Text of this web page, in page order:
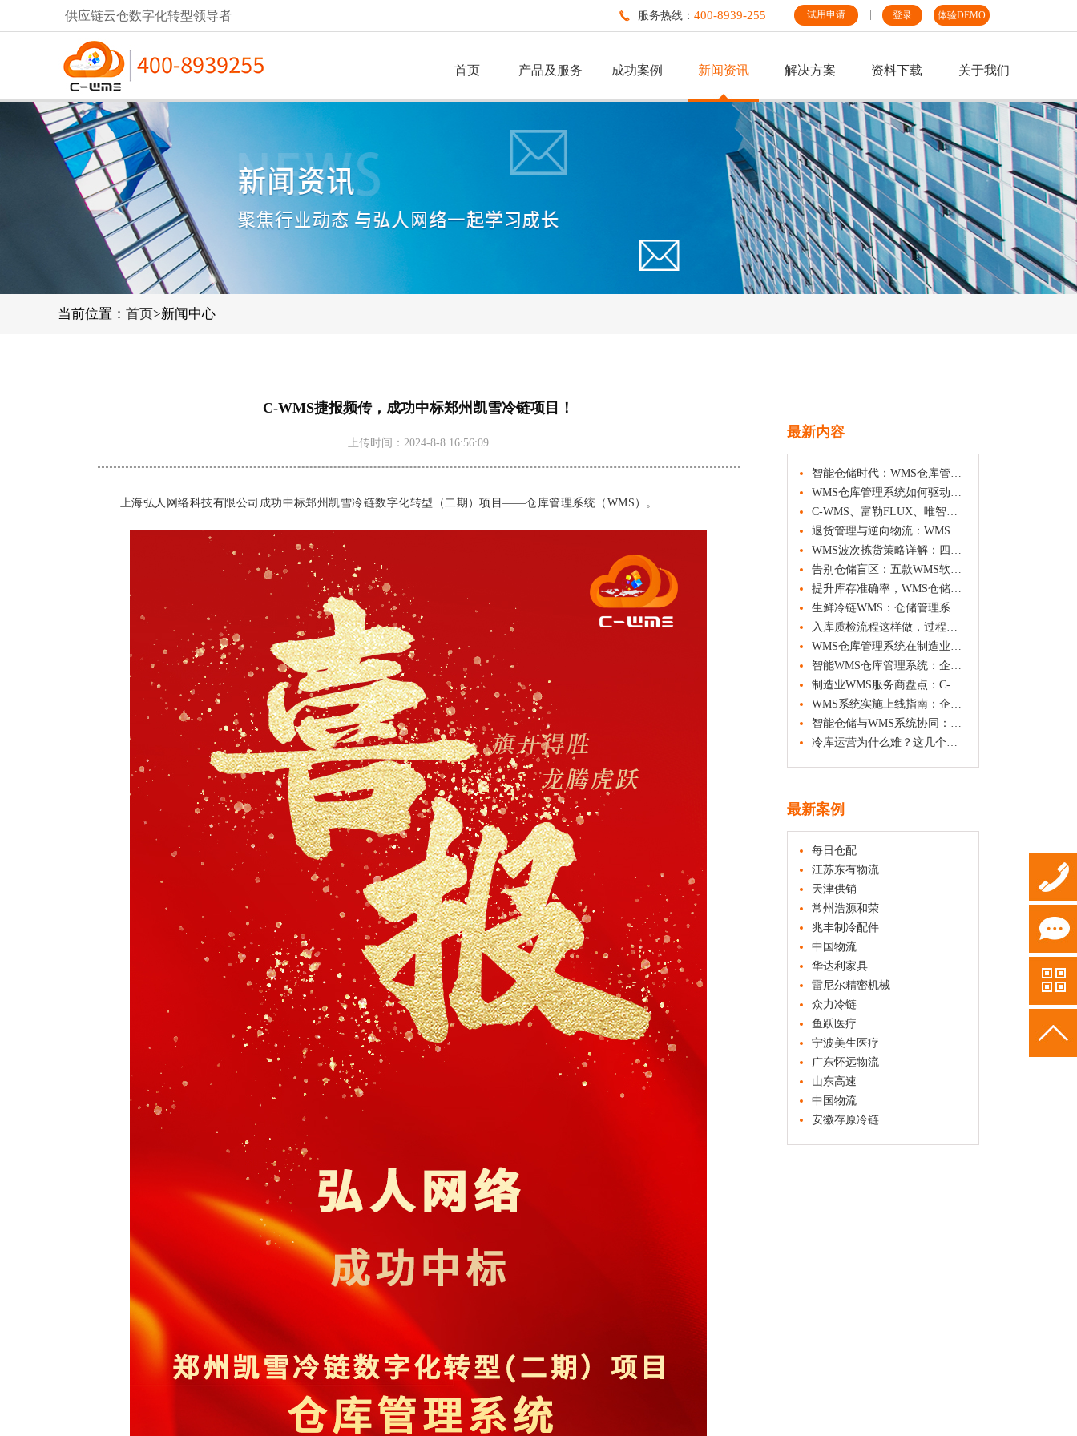
供应链云仓数字化转型领导者 服务热线： 400-8939-255 试用申请 登录 体验DEMO
首页 产品及服务 成功案例 新闻资讯 解决方案 资料下载 关于我们
8939-
255
用申请
当前位置： 首页>新闻中心
C-WMS捷报频传，成功中标郑州凯雪冷链项目！
上传时间：2024-8-8 16:56:09
上海弘人网络科技有限公司成功中标郑州凯雪冷链数字化转型（二期）项目——仓库管理系统（WMS） 。
最新内容
智能仓储时代：WMS仓库管理系统的应用场景与实践价值
WMS仓库管理系统如何驱动企业仓储数字化转型
C-WMS、富勒FLUX、唯智等WMS系统功能与选型参考
退货管理与逆向物流：WMS仓库管理系统如何破解退货难题
WMS波次拣货策略详解：四种聚合方式与路径优化方法
告别仓储盲区：五款WMS软件功能与适用场景横向观察
提升库存准确率，WMS仓储管理系统的四种盘点策略解析
生鲜冷链WMS：仓储管理系统如何守护食品安全与效期管控
入库质检流程这样做，过程管控更透明
WMS仓库管理系统在制造业的应用方案
智能WMS仓库管理系统：企业数字化转型的新趋势
制造业WMS服务商盘点：C-WMS、鼎捷、盘古信息、西门子、中之杰等方案对比
WMS系统实施上线指南：企业如何平稳推进仓储数字化转型
智能仓储与WMS系统协同：自动化设备如何重塑仓库运营效率
冷库运营为什么难？这几个方面是关键
最新案例
每日仓配
江苏东有物流
天津供销
常州浩源和荣
兆丰制冷配件
中国物流
华达利家具
雷尼尔精密机械
众力冷链
鱼跃医疗
宁波美生医疗
广东怀远物流
山东高速
中国物流
安徽存原冷链